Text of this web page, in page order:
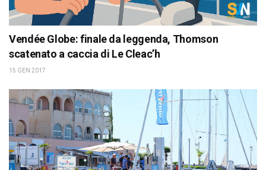
Vendée Globe: finale da leggenda, Thomson
scatenato a caccia di Le Cleac’h
15 GEN 2017